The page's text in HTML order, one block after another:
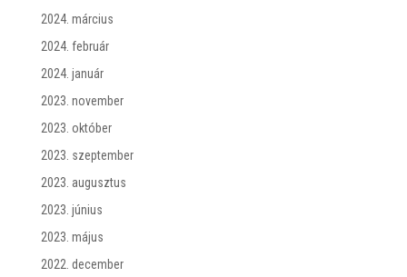
2024. március
2024. február
2024. január
2023. november
2023. október
2023. szeptember
2023. augusztus
2023. június
2023. május
2022. december